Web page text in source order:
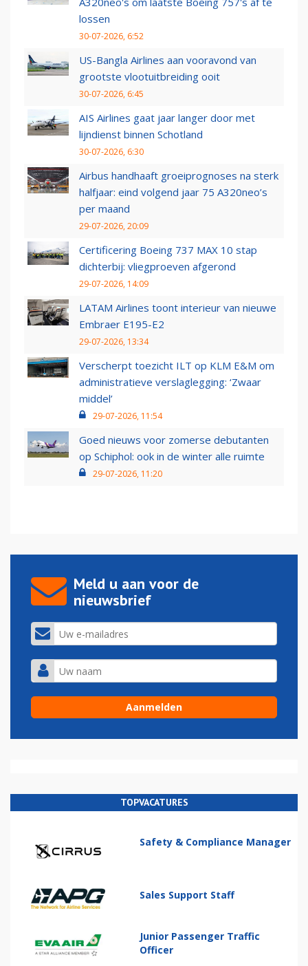
lossen
30-07-2026, 6:52
US-Bangla Airlines aan vooravond van
grootste vlootuitbreiding ooit
30-07-2026, 6:45
AIS Airlines gaat jaar langer door met
lijndienst binnen Schotland
30-07-2026, 6:30
Airbus handhaaft groeiprognoses na sterk
halfjaar: eind volgend jaar 75 A320neo’s
per maand
29-07-2026, 20:09
Certificering Boeing 737 MAX 10 stap
dichterbij: vliegproeven afgerond
29-07-2026, 14:09
LATAM Airlines toont interieur van nieuwe
Embraer E195-E2
29-07-2026, 13:34
Verscherpt toezicht ILT op KLM E&M om
administratieve verslaglegging: ‘Zwaar
middel’
29-07-2026, 11:54
Goed nieuws voor zomerse debutanten
op Schiphol: ook in de winter alle ruimte
29-07-2026, 11:20
Meld u aan voor de
nieuwsbrief
TOPVACATURES
Safety & Compliance Manager
Sales Support Staff
Junior Passenger Traffic
Officer